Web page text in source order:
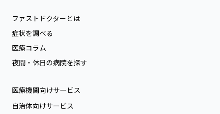
ファストドクターとは
症状を調べる
医療コラム
夜間・休日の病院を探す
医療機関向けサービス
自治体向けサービス